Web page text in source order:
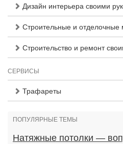
Дизайн интерьера своими
Строительные и отделочные
Строительство и ремонт
СЕРВИСЫ
Трафареты
ПОПУЛЯРНЫЕ ТЕМЫ
Натяжные потолки —